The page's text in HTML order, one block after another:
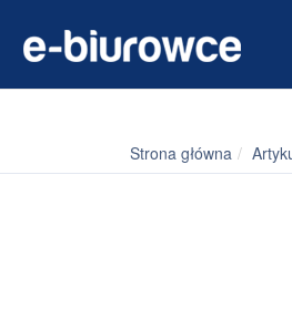
Strona główna